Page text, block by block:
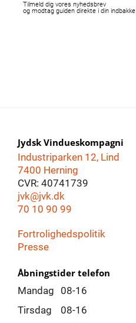
Tilmeld dig vores nyhedsbrev
og modtag guiden direkte i din indbakke
Jydsk Vindueskompagni
Industriparken 12, Lind
7400 Herning
CVR: 40741739
jvk@jvk.dk
70 10 90 99
Fortrolighedspolitik
Presse
Åbningstider telefon
Mandag
08-16
Tirsdag
08-16